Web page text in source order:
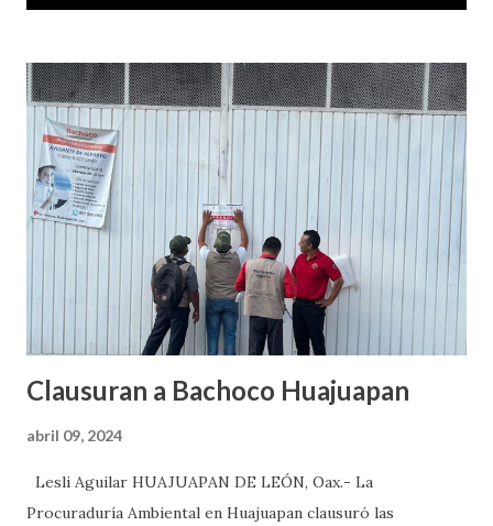
Clausuran a Bachoco Huajuapan
abril 09, 2024
Lesli Aguilar HUAJUAPAN DE LEÓN, Oax.- La
Procuraduría Ambiental en Huajuapan clausuró las